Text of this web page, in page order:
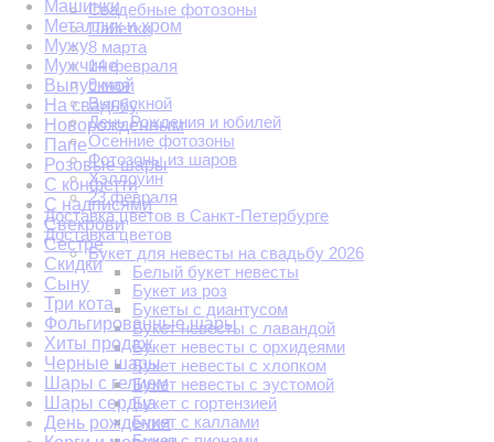
Свадебные фотозоны
Пайетки
8 марта
14 февраля
9 мая
Выпускной
День Рождения и юбилей
Осенние фотозоны
Фотозоны из шаров
Хэллоуин
23 февраля
Доставка цветов в Санкт-Петербурге
Доставка цветов
Букет для невесты на свадьбу 2026
Белый букет невесты
Букет из роз
Букеты с диантусом
Букет невесты с лавандой
Букет невесты с орхидеями
Букет невесты с хлопком
Букет невесты с эустомой
Букет с гортензией
Букет с каллами
Машинки
Металлик и хром
Мужу
Мужчине
Выпускной
На свадьбу
Новорожденным
Папе
Розовые шары
С конфетти
С надписями
Свекрови
Сестре
Скидки
Сыну
Три кота
Фольгированные шары
Хиты продаж
Черные шары
Шары с гелием
Шары сердца
День рождения